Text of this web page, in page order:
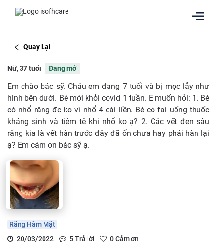
Quay Lại
Nữ, 37 tuổi Đang mở
Em chào bác sỹ. Cháu em đang 7 tuổi và bị mọc lẫy như
hình bên dưới. Bé mới khỏi covid 1 tuần. E muốn hỏi: 1. Bé
có nhổ răng đc ko vì nhổ 4 cái liền. Bé có fai uống thuốc
kháng sinh và tiêm tê khi nhổ ko ạ? 2. Các vết đen sâu
răng kia là vết hàn trước đây đã ổn chưa hay phải hàn lại
ạ? Em cám ơn bác sỹ ạ.
Răng Hàm Mặt
20/03/2022
5Trả lời 0Cảm ơn